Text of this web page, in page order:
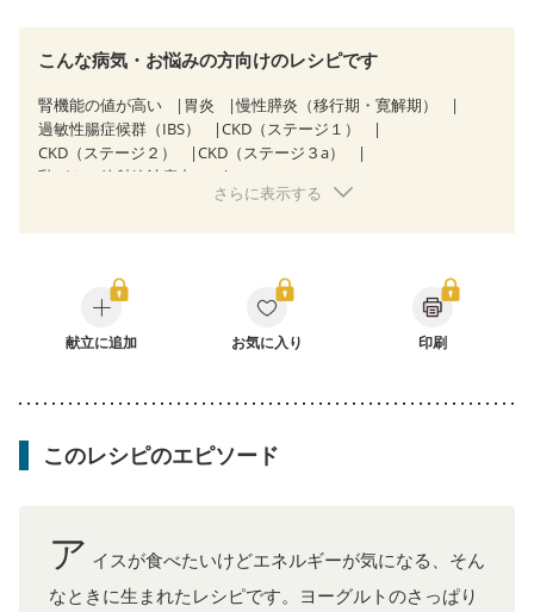
こんな病気・お悩みの方向けのレシピです
腎機能の値が高い 胃炎
慢性膵炎（移行期・寛解期）
過敏性腸症候群（IBS）
CKD（ステージ１）
CKD（ステージ２）
CKD（ステージ３a）
乳がん（放射線治療中）
大腸がん治療を終えた方・経過観察中の方
さらに表示する
献立に追加 お気に入り 印刷
このレシピのエピソード
ア イスが食べたいけどエネルギーが気になる、そん
なときに生まれたレシピです。ヨーグルトのさっぱり